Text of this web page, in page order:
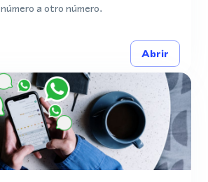
número a otro número.
Abrir